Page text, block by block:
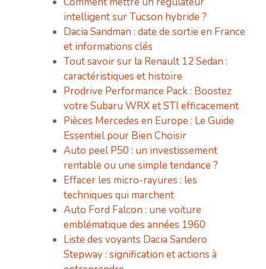
intelligent sur Tucson hybride ?
Dacia Sandman : date de sortie en France
et informations clés
Tout savoir sur la Renault 12 Sedan :
caractéristiques et histoire
Prodrive Performance Pack : Boostez
votre Subaru WRX et STI efficacement
Pièces Mercedes en Europe : Le Guide
Essentiel pour Bien Choisir
Auto peel P50 : un investissement
rentable ou une simple tendance ?
Effacer les micro-rayures : les
techniques qui marchent
Auto Ford Falcon : une voiture
emblématique des années 1960
Liste des voyants Dacia Sandero
Stepway : signification et actions à